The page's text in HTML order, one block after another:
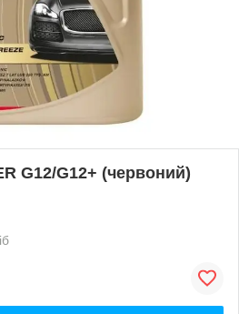
G12/G12+ (червоний)